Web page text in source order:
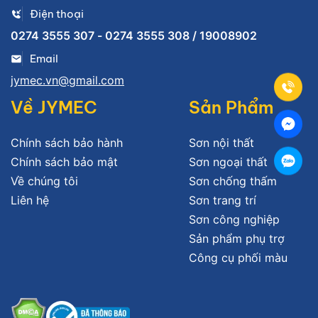
Điện thoại
0274 3555 307 - 0274 3555 308 / 19008902
Email
jymec.vn@gmail.com
Về JYMEC
Chính sách bảo hành
Chính sách bảo mật
Về chúng tôi
Liên hệ
Sản Phẩm
Sơn nội thất
Sơn ngoại thất
Sơn chống thấm
Sơn trang trí
Sơn công nghiệp
Sản phẩm phụ trợ
Công cụ phối màu